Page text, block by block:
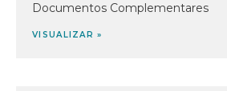
Documentos Complementares
VISUALIZAR »